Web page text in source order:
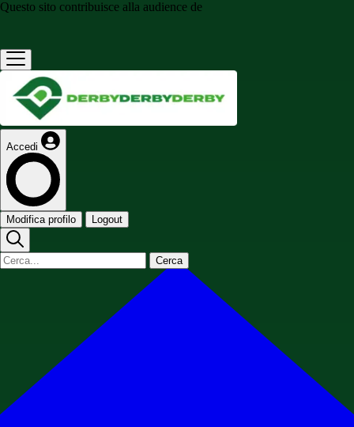
Questo sito contribuisce alla audience de
Accedi
Modifica profilo Logout
Cerca